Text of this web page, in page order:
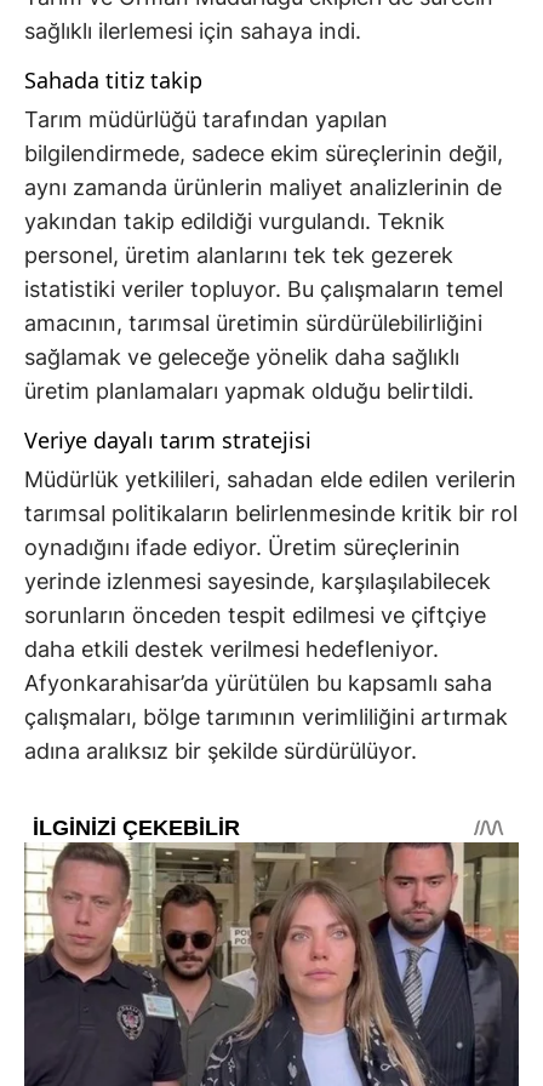
sağlıklı ilerlemesi için sahaya indi.
Sahada titiz takip
Tarım müdürlüğü tarafından yapılan
bilgilendirmede, sadece ekim süreçlerinin değil,
aynı zamanda ürünlerin maliyet analizlerinin de
yakından takip edildiği vurgulandı. Teknik
personel, üretim alanlarını tek tek gezerek
istatistiki veriler topluyor. Bu çalışmaların temel
amacının, tarımsal üretimin sürdürülebilirliğini
sağlamak ve geleceğe yönelik daha sağlıklı
üretim planlamaları yapmak olduğu belirtildi.
Veriye dayalı tarım stratejisi
Müdürlük yetkilileri, sahadan elde edilen verilerin
tarımsal politikaların belirlenmesinde kritik bir rol
oynadığını ifade ediyor. Üretim süreçlerinin
yerinde izlenmesi sayesinde, karşılaşılabilecek
sorunların önceden tespit edilmesi ve çiftçiye
daha etkili destek verilmesi hedefleniyor.
Afyonkarahisar’da yürütülen bu kapsamlı saha
çalışmaları, bölge tarımının verimliliğini artırmak
adına aralıksız bir şekilde sürdürülüyor.